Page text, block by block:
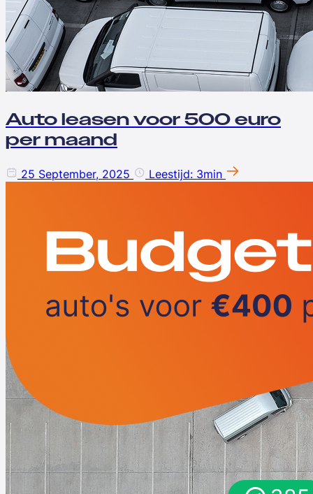
Auto leasen voor 500 euro
per maand
25 September, 2025 Leestijd: 3min